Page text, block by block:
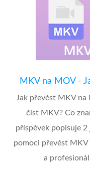
MKV na MOV -
Jak převést MKV
číst MKV? Co
příspěvek popisuje 2
pomoci převést
a